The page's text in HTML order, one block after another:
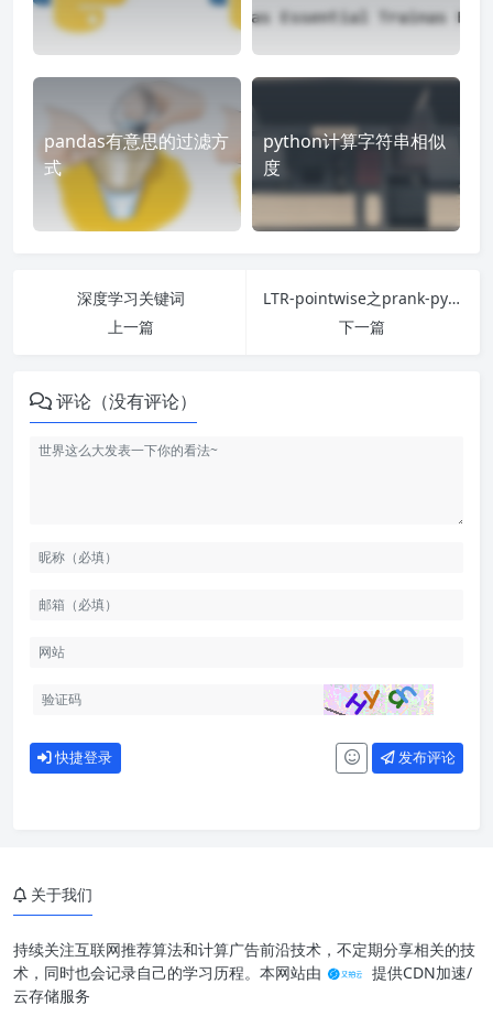
pandas有意思的过滤方
式
python计算字符串相似
度
深度学习关键词
上一篇
LTR-pointwise之prank-python代码实现
下一篇
评论（没有评论）
快捷登录 发布评论
关于我们
持续关注互联网推荐算法和计算广告前沿技术，不定期分享相关的技
术，同时也会记录自己的学习历程。本网站由
提供CDN加速/
云存储服务